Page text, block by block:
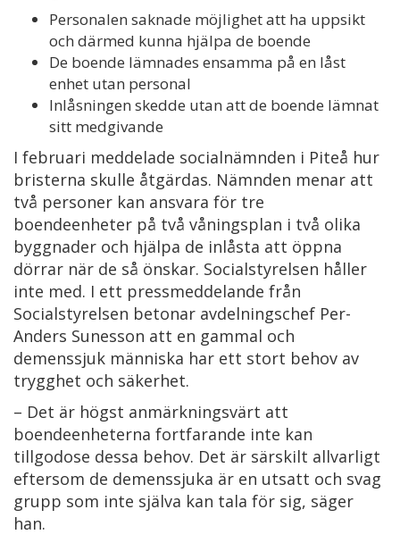
Personalen saknade möjlighet att ha uppsikt
och därmed kunna hjälpa de boende
De boende lämnades ensamma på en låst
enhet utan personal
Inlåsningen skedde utan att de boende lämnat
sitt medgivande
I februari meddelade socialnämnden i Piteå hur
bristerna skulle åtgärdas. Nämnden menar att
två personer kan ansvara för tre
boendeenheter på två våningsplan i två olika
byggnader och hjälpa de inlåsta att öppna
dörrar när de så önskar. Socialstyrelsen håller
inte med. I ett pressmeddelande från
Socialstyrelsen betonar avdelningschef Per-
Anders Sunesson att en gammal och
demenssjuk människa har ett stort behov av
trygghet och säkerhet.
– Det är högst anmärkningsvärt att
boendeenheterna fortfarande inte kan
tillgodose dessa behov. Det är särskilt allvarligt
eftersom de demenssjuka är en utsatt och svag
grupp som inte själva kan tala för sig, säger
han.